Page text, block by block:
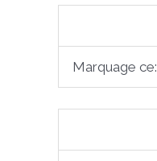
Marquage ce: